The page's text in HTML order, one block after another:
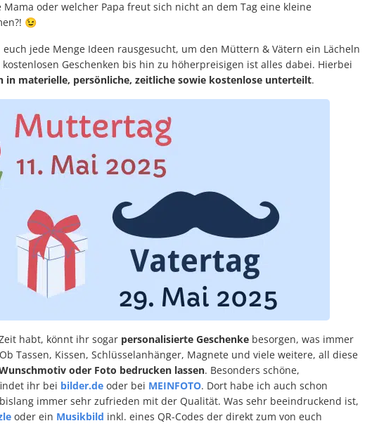
oder welcher Papa freut sich nicht an dem Tag eine kleine
😉
jede Menge Ideen rausgesucht, um den Müttern & Vätern ein Lächeln
Geschenken bis hin zu höherpreisigen ist alles dabei. Hierbei
in materielle, persönliche, zeitliche sowie kostenlose unterteilt.
habt, könnt ihr sogar personalisierte Geschenke besorgen, was immer
Tassen, Kissen, Schlüsselanhänger, Magnete und viele weitere, all diese
oder Foto bedrucken lassen. Besonders schöne,
ihr bei bilder.de oder bei MEINFOTO. Dort habe ich auch schon
immer sehr zufrieden mit der Qualität. Was sehr beeindruckend ist,
oder ein Musikbild inkl. eines QR-Codes der direkt zum von euch